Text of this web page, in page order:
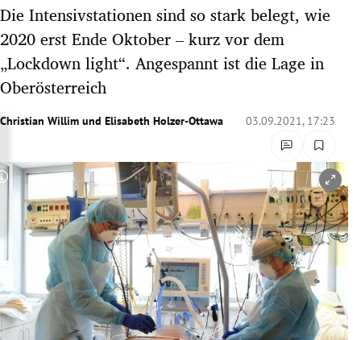
Untermenü
Untermenü
Untermenü
Untermenü
Untermenü
Untermenü
Untermenü
Die Intensivstationen sind so stark belegt, wie
2020 erst Ende Oktober – kurz vor dem
„Lockdown light“. Angespannt ist die Lage in
Oberösterreich
Christian Willim und Elisabeth Holzer-Ottawa 03.09.2021, 17:23
Copyright-Hinweis öffnen/schließen